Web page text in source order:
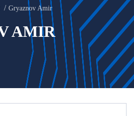
Gryaznov Amir
AMIR